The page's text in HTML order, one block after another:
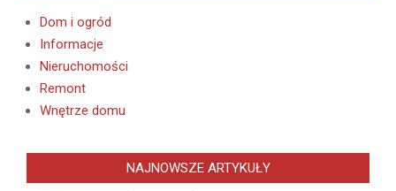
Dom i ogród
Informacje
Nieruchomości
Remont
Wnętrze domu
NAJNOWSZE ARTYKUŁY